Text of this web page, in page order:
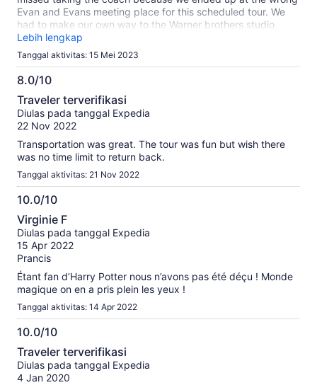
Evan and Evans meeting place for this scheduled tour. We
had to make our own way to the Warner brothers studio
using London transportation The meeting place provided in
the itinerary on the Expedia website was for the evan and
Evans office on 258 Vauxhall bridge rd apparently we had to
meet at russell square. The Rep at the Evan and Evans office
mentioned this also happened to other tourists who also
booked this tour through Expedia. As we had to make our
own way to the warners bros studio, we started the tour late
and ended up finishing the tour later than expected and did
not meet up on time to pick up the coach back to Russell
square. Due to this inconvenience we would like to get a full
refund for this tour we booked with Expedia. Thanks John
Moret
Lebih lengkap
Tanggal aktivitas: 15 Mei 2023
8.0/10
8.0
dari
10
Traveler terverifikasi
Diulas pada tanggal Expedia
22 Nov 2022
Transportation was great. The tour was fun but wish there
was no time limit to return back.
Tanggal aktivitas: 21 Nov 2022
10.0/10
10.0
dari
10
Virginie F
Diulas pada tanggal Expedia
15 Apr 2022
Prancis
Étant fan d’Harry Potter nous n’avons pas été déçu ! Monde
magique on en a pris plein les yeux !
Tanggal aktivitas: 14 Apr 2022
10.0/10
10.0
dari
10
Traveler terverifikasi
Diulas pada tanggal Expedia
4 Jan 2020